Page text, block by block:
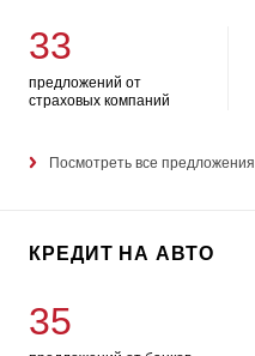
33
предложений от
страховых компаний
Посмотреть все предложения
КРЕДИТ НА АВТО
35